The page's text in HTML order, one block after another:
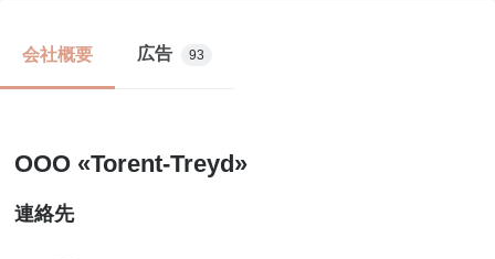
会社概要 広告 93
OOO «Torent-Treyd»
連絡先